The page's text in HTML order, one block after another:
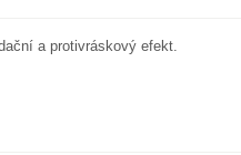
a protivráskový efekt.